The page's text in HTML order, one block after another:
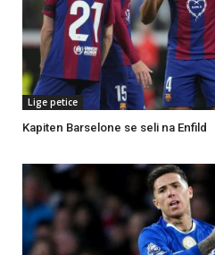
Lige petice
Kapiten Barselone se seli na Enfild